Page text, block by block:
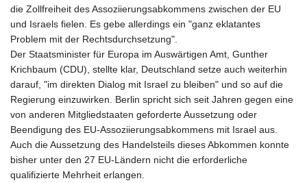
die Zollfreiheit des Assoziierungsabkommens zwischen der EU
und Israels fielen. Es gebe allerdings ein "ganz eklatantes
Problem mit der Rechtsdurchsetzung".
Der Staatsminister für Europa im Auswärtigen Amt, Gunther
Krichbaum (CDU), stellte klar, Deutschland setze auch weiterhin
darauf, "im direkten Dialog mit Israel zu bleiben" und so auf die
Regierung einzuwirken. Berlin spricht sich seit Jahren gegen eine
von anderen Mitgliedstaaten geforderte Aussetzung oder
Beendigung des EU-Assoziierungsabkommens mit Israel aus.
Auch die Aussetzung des Handelsteils dieses Abkommen konnte
bisher unter den 27 EU-Ländern nicht die erforderliche
qualifizierte Mehrheit erlangen.